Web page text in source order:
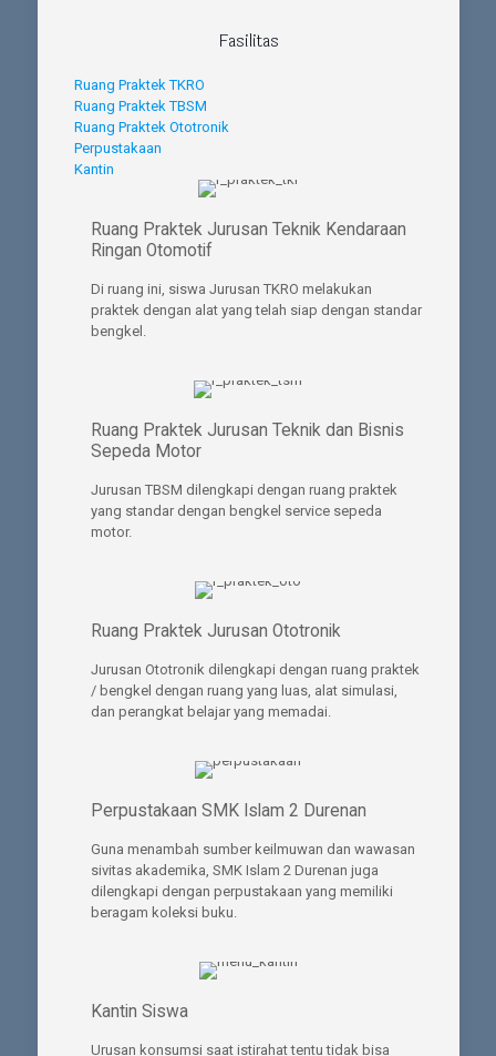
Fasilitas
Ruang Praktek TKRO
Ruang Praktek TBSM
Ruang Praktek Ototronik
Perpustakaan
Kantin
Ruang Praktek Jurusan Teknik Kendaraan
Ringan Otomotif
Di ruang ini, siswa Jurusan TKRO melakukan
praktek dengan alat yang telah siap dengan standar
bengkel.
Ruang Praktek Jurusan Teknik dan Bisnis
Sepeda Motor
Jurusan TBSM dilengkapi dengan ruang praktek
yang standar dengan bengkel service sepeda
motor.
Ruang Praktek Jurusan Ototronik
Jurusan Ototronik dilengkapi dengan ruang praktek
/ bengkel dengan ruang yang luas, alat simulasi,
dan perangkat belajar yang memadai.
Perpustakaan SMK Islam 2 Durenan
Guna menambah sumber keilmuwan dan wawasan
sivitas akademika, SMK Islam 2 Durenan juga
dilengkapi dengan perpustakaan yang memiliki
beragam koleksi buku.
Kantin Siswa
Urusan konsumsi saat istirahat tentu tidak bisa